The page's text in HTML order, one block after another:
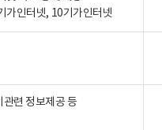
가인터넷, 10기가인터넷
련 정보제공 등